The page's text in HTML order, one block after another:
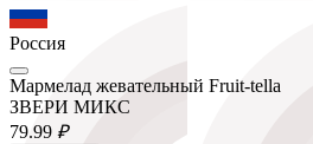
Россия
Мармелад жевательный Fruit-tella
ЗВЕРИ МИКС
79.99 ₽